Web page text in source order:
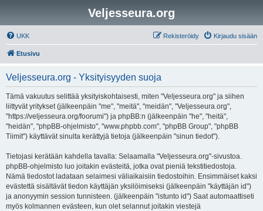
Veljesseura.org
UKK Kirjaudu sisään
Rekisteröidy
Etusivu
Veljesseura.org - Yksityisyyden suoja
Tämä vakuutus selittää yksityiskohtaisesti, miten "Veljesseura.org" ja siihen
liittyvät yritykset (jälkeenpäin "me", "meitä", "meidän", "Veljesseura.org",
"https://veljesseura.org/foorumi") ja phpBB:n (jälkeenpäin "he", "heitä",
"heidän", "phpBB-ohjelmisto", "www.phpbb.com", "phpBB Group", "phpBB
Tiimit") käyttävät sinulta kerättyjä tietoja (jälkeenpäin "sinun tiedot").
Tietojasi kerätään kahdella tavalla: Selaamalla "Veljesseura.org"-sivustoa.
phpBB-ohjelmisto luo joitakin evästeitä, jotka ovat pieniä tekstitiedostoja.
Nämä tiedostot ladataan selaimesi väliaikaisiin tiedostoihin. Ensimmäiset kaksi
evästettä sisältävät tiedon käyttäjän yksilöimiseksi (jälkeenpäin "käyttäjän id")
ja anonyymin session tunnisteen. (jälkeenpäin "istunto id") Saat automaattiseti
myös kolmannen evästeen, kun olet selannut joitakin viestejä